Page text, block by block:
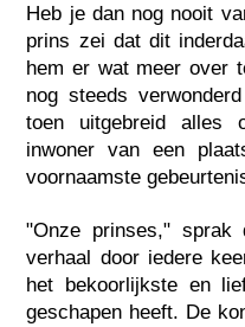
Heb je dan nog nooit
prins zei dat dit
hem er wat meer over
nog steeds
toen uitgebreid alles
inwoner van een
voornaamste
"Onze prinses,"
verhaal door iedere
het bekoorlijkste en
geschapen heeft. De